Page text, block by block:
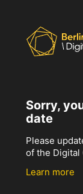
Sorry,
date
Please
of the Digital
Learn more